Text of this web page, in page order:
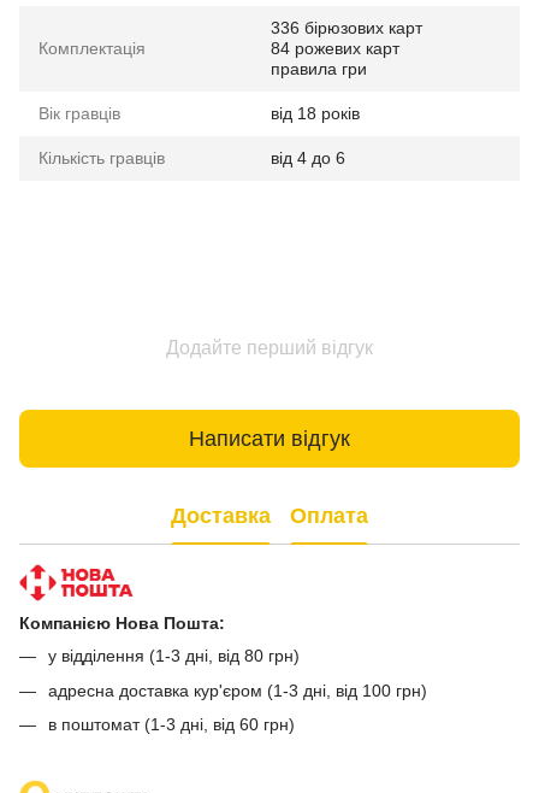
Комплектація
336 бірюзових карт
84 рожевих карт
​​​​​​​правила гри
Вік гравців від 18 років
Кількість гравців від 4 до 6
Додайте перший відгук
Написати відгук
Доставка Оплата
Компанією Нова Пошта:
у відділення (1-3 дні, від 80 грн)
адресна доставка кур'єром (1-3 дні, від 100 грн)
в поштомат (1-3 дні, від 60 грн)